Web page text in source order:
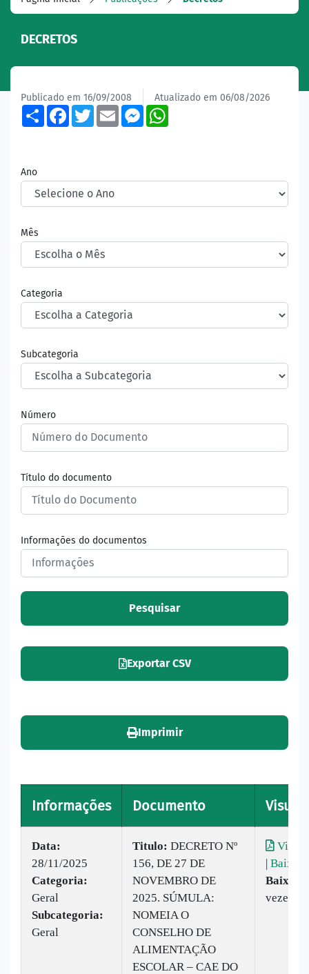
DECRETOS
Publicado em 16/09/2008 Atualizado em 06/08/2026
ShareFacebook
TwitterEmailMessenger
Ano
Mês
Categoria
Subcategoria
Número
Título do documento
Informações do documentos
Pesquisar
Exportar CSV
Imprimir
Informações Documento
Data:
28/11/2025
Categoria:
Geral
Subcategoria:
Geral
Titulo: DECRETO Nº
156, DE 27 DE
NOVEMBRO DE
2025. SÚMULA:
NOMEIA O
CONSELHO DE
ALIMENTAÇÃO
ESCOLAR – CAE DO
| Baixar
vezes